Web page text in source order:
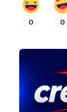
0 0